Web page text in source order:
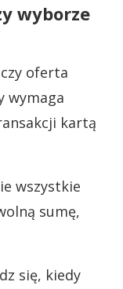
wyborze
oferta
wymaga
kartą
wszystkie
sumę,
się, kiedy